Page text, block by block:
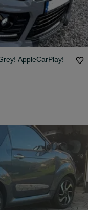
AppleCarPlay!